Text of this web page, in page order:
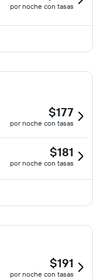
por noche con tasas
$177
por noche con tasas
$181
por noche con tasas
$191
por noche con tasas